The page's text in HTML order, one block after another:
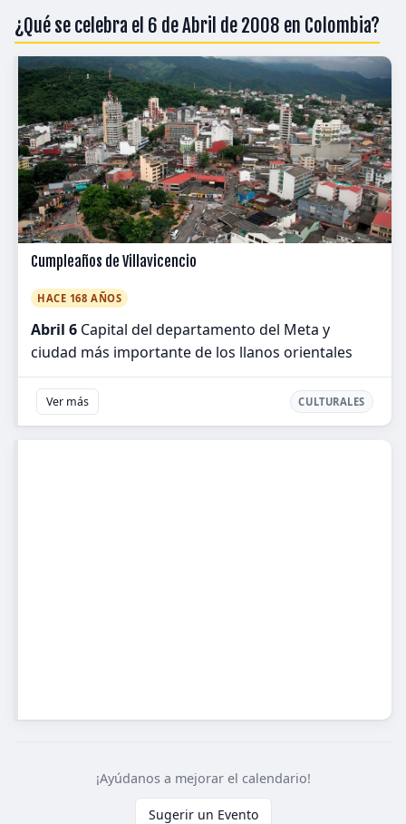
¿Qué se celebra el 6 de Abril de 2008 en Colombia?
Cumpleaños de Villavicencio
HACE 168 AÑOS
Abril 6 Capital del departamento del Meta y
ciudad más importante de los llanos orientales
Ver más CULTURALES
¡Ayúdanos a mejorar el calendario!
Sugerir un Evento